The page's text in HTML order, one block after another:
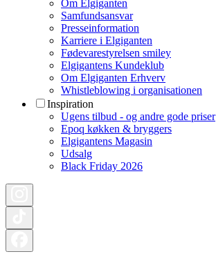
Om Elgiganten
Samfundsansvar
Presseinformation
Karriere i Elgiganten
Fødevarestyrelsen smiley
Elgigantens Kundeklub
Om Elgiganten Erhverv
Whistleblowing i organisationen
Inspiration
Ugens tilbud - og andre gode priser
Epoq køkken & bryggers
Elgigantens Magasin
Udsalg
Black Friday 2026